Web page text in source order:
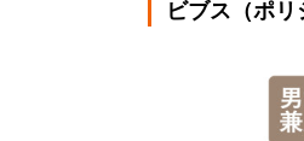
ビブス（ポリ